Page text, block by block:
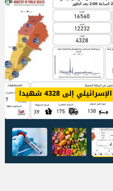
الصحة: ارتفاع حصيلة العدوان الإسرائيلي إلى 4328 شهيدا